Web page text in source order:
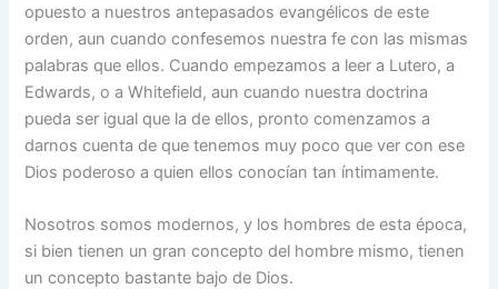
opuesto a nuestros antepasados evangélicos de este
orden, aun cuando confesemos nuestra fe con las mismas
palabras que ellos. Cuando empezamos a leer a Lutero, a
Edwards, o a Whitefield, aun cuando nuestra doctrina
pueda ser igual que la de ellos, pronto comenzamos a
darnos cuenta de que tenemos muy poco que ver con ese
Dios poderoso a quien ellos conocían tan íntimamente.
Nosotros somos modernos, y los hombres de esta época,
si bien tienen un gran concepto del hombre mismo, tienen
un concepto bastante bajo de Dios.